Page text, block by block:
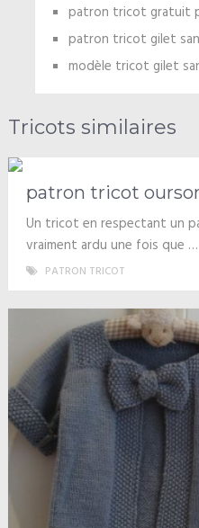
patron tricot gratuit
patron tricot gilet
modèle tricot gilet
Tricots similaires
patron tricot
Un tricot en respectant un
vraiment ardu une fois que …
PATRON TRICOT